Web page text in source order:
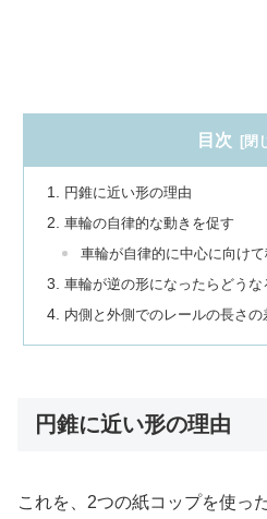
目次
円錐に近い形の理由
車輪の自律的な動きを促す
車輪が自律的に中心に向け
車輪が逆の形になったらどうな
内側と外側でのレールの長さ
円錐に近い形の理由
これを、2つの紙コップを使っ